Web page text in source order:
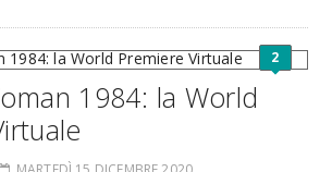
2
1984: la World